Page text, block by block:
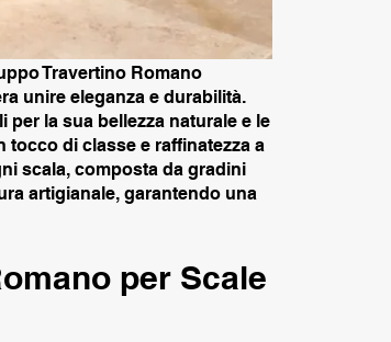
Travertino Romano
unire eleganza e durabilità.
per la sua bellezza naturale e le
di classe e raffinatezza a
scala, composta da gradini
artigianale, garantendo una
per Scale